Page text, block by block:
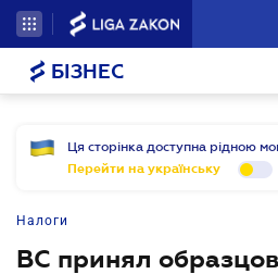
БІЗНЕС
Ця сторінка доступна рідною
Перейти на українську
Налоги
ВС принял